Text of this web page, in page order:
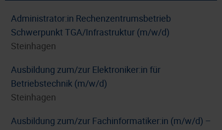
Administrator:in Rechenzentrumsbetrieb
Schwerpunkt TGA/Infrastruktur (m/w/d)
Steinhagen
Ausbildung zum/zur Elektroniker:in für
Betriebstechnik (m/w/d)
Steinhagen
Ausbildung zum/zur Fachinformatiker:in (m/w/d) –